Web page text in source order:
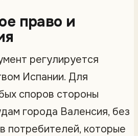
право и
регулируется
Испании. Для
споров стороны
города Валенсия, без
потребителей, которые